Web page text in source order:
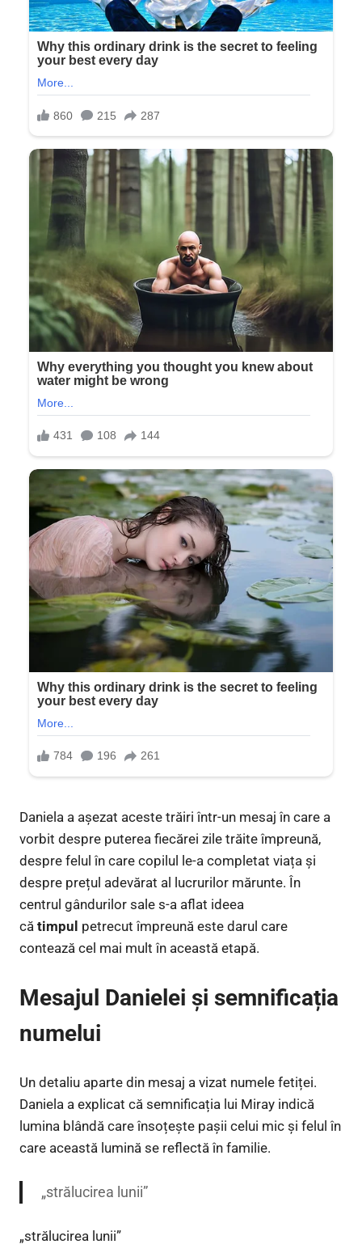
Daniela a așezat aceste trăiri într-un mesaj în care a
vorbit despre puterea fiecărei zile trăite împreună,
despre felul în care copilul le-a completat viața și
despre prețul adevărat al lucrurilor mărunte. În
centrul gândurilor sale s-a aflat ideea
că timpul petrecut împreună este darul care
contează cel mai mult în această etapă.
Mesajul Danielei și semnificația
numelui
Un detaliu aparte din mesaj a vizat numele fetiței.
Daniela a explicat că semnificația lui Miray indică
lumina blândă care însoțește pașii celui mic și felul în
care această lumină se reflectă în familie.
„strălucirea lunii”
„strălucirea lunii”